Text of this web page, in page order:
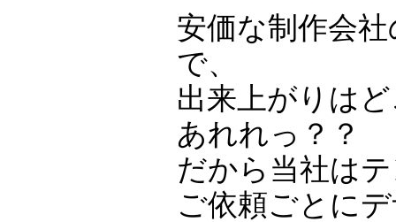
安価な制作会
で、
出来上がりは
あれれっ？？
だから当社は
ご依頼ごとに